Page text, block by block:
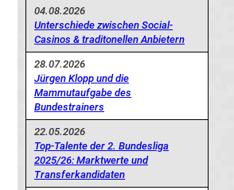
04.08.2026
Unterschiede zwischen Social-
Casinos & traditonellen Anbietern
28.07.2026
Jürgen Klopp und die
Mammutaufgabe des
Bundestrainers
22.05.2026
Top-Talente der 2. Bundesliga
2025/26: Marktwerte und
Transferkandidaten